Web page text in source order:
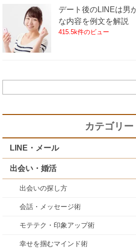
デート後のLINEは男
な内容を例文を解説
415.5k件のビュー
カテゴリー
LINE・メール
出会い・婚活
出会いの探し方
会話・メッセージ術
モテテク・印象アップ術
幸せを掴むマインド術